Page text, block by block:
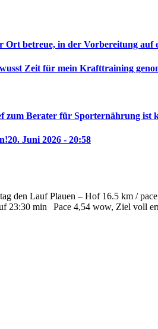
betreue, in der Vorbereitung auf
Zeit für mein Krafttraining
zum Berater für Sporternährung ist
20. Juni 2026 - 20:58
den Lauf Plauen – Hof 16.5 km /
23:30 min
Pace 4,54 wow, Ziel voll